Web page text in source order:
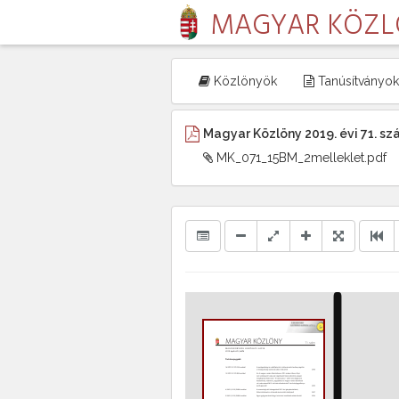
MAGYAR
Közlönyök Tanúsítványok
Magyar Közlöny 2019. évi 71.
MK_071_15BM_2melleklet.pdf